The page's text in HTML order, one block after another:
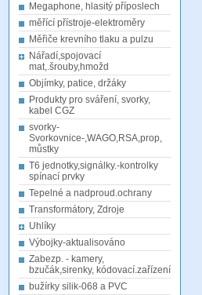
Megaphone, hlasitý příposlech
měřící přístroje-elektroměry
Měřiče krevního tlaku a pulzu
Nářadí,spojovací
mat,.šrouby,hmožd
Objímky, patice, držáky
Produkty pro sváření, svorky,
kabel CGZ
svorky-
Svorkovnice-,WAGO,RSA,prop,
můstky
T6 jednotky,signálky.-kontrolky
spínací prvky
Tepelné a nadproud.ochrany
Transformátory, Zdroje
Uhlíky
Výbojky-aktualisováno
Zabezp. - kamery,
bzučák,sirenky, kódovací.zařízení
bužírky silik-068 a PVC